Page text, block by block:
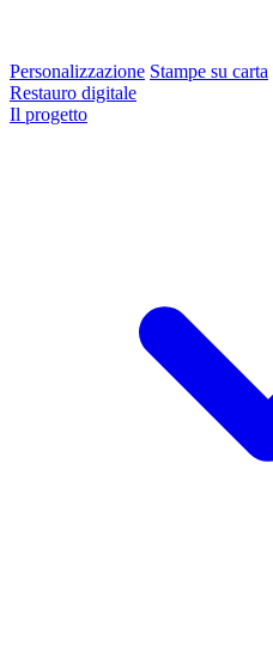
Personalizzazione Stampe su carta
Restauro digitale
Il progetto